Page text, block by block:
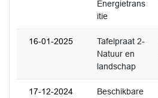
Energietrans
itie
16-01-2025
Tafelpraat 2-
Natuur en
landschap
17-12-2024
Beschikbare